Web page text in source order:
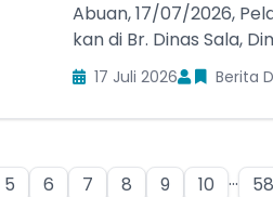
Abuan, 17/07/2026,
kan di Br. Dinas Sala,
17 Juli 2026 Berita
5 6 7 8 9 10 ... 58